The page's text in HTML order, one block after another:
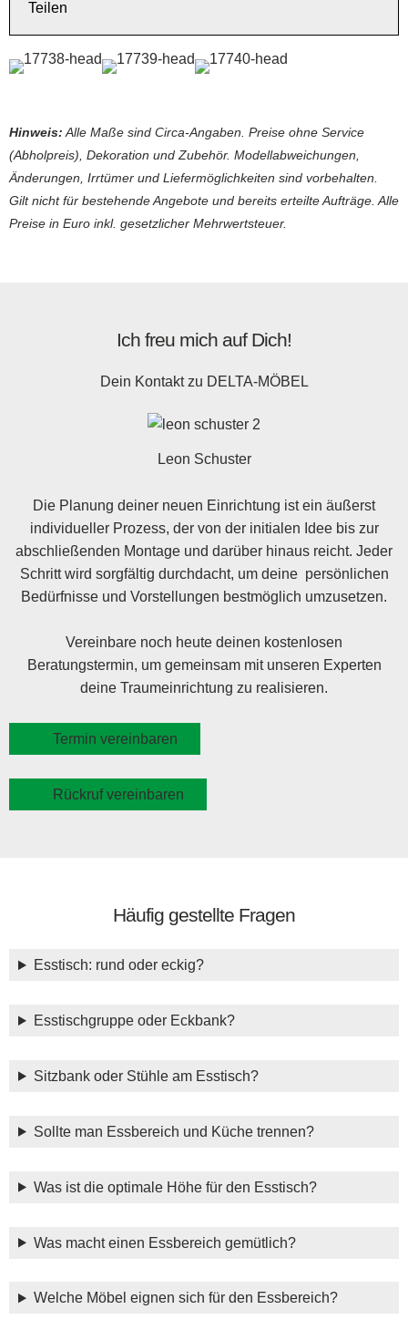
Teilen
Hinweis: Alle Maße sind Circa-Angaben. Preise ohne Service
(Abholpreis), Dekoration und Zubehör. Modellabweichungen,
Änderungen, Irrtümer und Liefermöglichkeiten sind vorbehalten.
Gilt nicht für bestehende Angebote und bereits erteilte Aufträge. Alle
Preise in Euro inkl. gesetzlicher Mehrwertsteuer.
Ich freu mich auf Dich!
Dein Kontakt zu DELTA-MÖBEL
Leon Schuster
Die Planung deiner neuen Einrichtung ist ein äußerst
individueller Prozess, der von der initialen Idee bis zur
abschließenden Montage und darüber hinaus reicht. Jeder
Schritt wird sorgfältig durchdacht, um deine persönlichen
Bedürfnisse und Vorstellungen bestmöglich umzusetzen.
Vereinbare noch heute deinen kostenlosen
Beratungstermin, um gemeinsam mit unseren Experten
deine Traumeinrichtung zu realisieren.
Termin vereinbaren
Rückruf vereinbaren
Häufig gestellte Fragen
Esstisch: rund oder eckig?
Esstischgruppe oder Eckbank?
Sitzbank oder Stühle am Esstisch?
Sollte man Essbereich und Küche trennen?
Was ist die optimale Höhe für den Esstisch?
Was macht einen Essbereich gemütlich?
Welche Möbel eignen sich für den Essbereich?